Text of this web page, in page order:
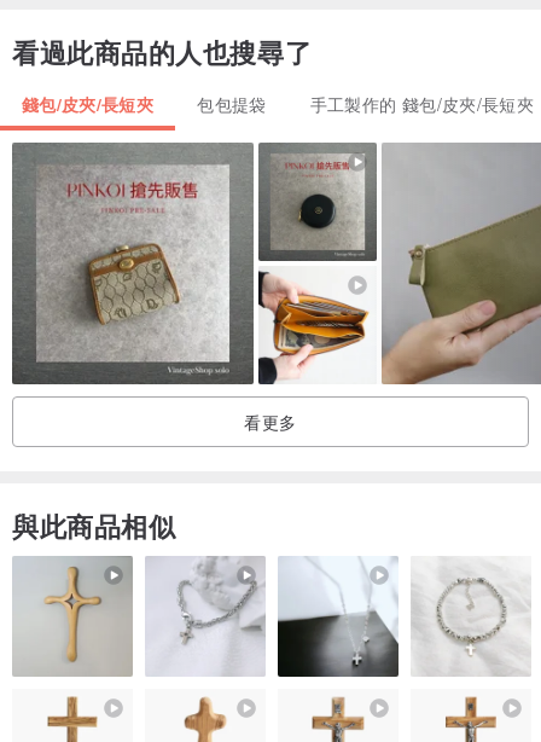
看過此商品的人也搜尋了
錢包/皮夾/長短夾 包包提袋 手工製作的 錢包/皮夾/長短夾
看更多
與此商品相似